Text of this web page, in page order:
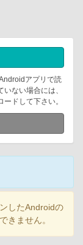
アプリで読
ない場合には、
ドして下さい。
したAndroidの
きません。